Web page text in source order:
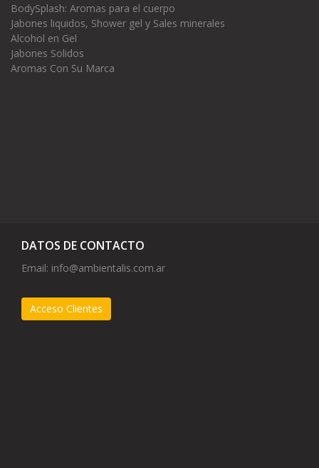
BodySplash: Aromas para el cuerpo
Jabones liquidos, Shower gel y Sales minerales
Alcohol en Gel
Jabones Solidos
Aromas Con Su Marca
DATOS DE CONTACTO
Email: info@ambientalis.com.ar
Acceso Clientes